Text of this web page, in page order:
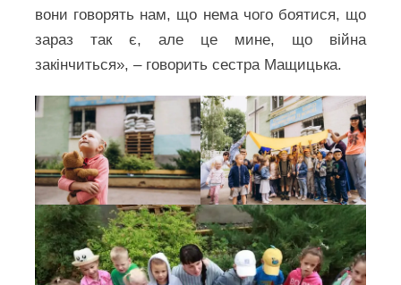
вони говорять нам, що нема чого боятися, що
зараз так є, але це мине, що війна
закінчиться», – говорить сестра Мащицька.